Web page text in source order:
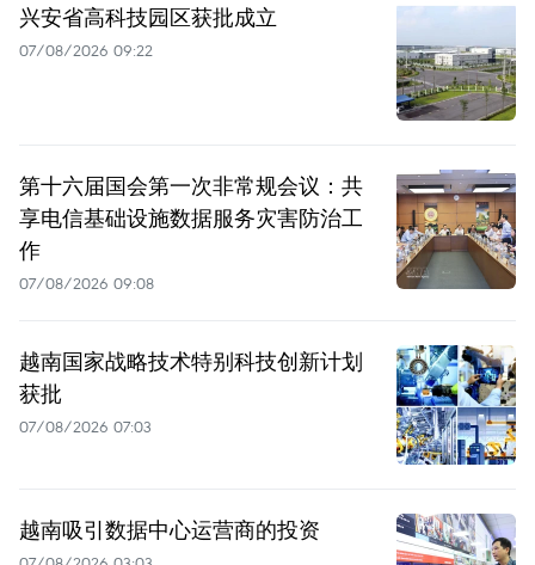
兴安省高科技园区获批成立
07/08/2026 09:22
第十六届国会第一次非常规会议：共
享电信基础设施数据服务灾害防治工
作
07/08/2026 09:08
越南国家战略技术特别科技创新计划
获批
07/08/2026 07:03
越南吸引数据中心运营商的投资